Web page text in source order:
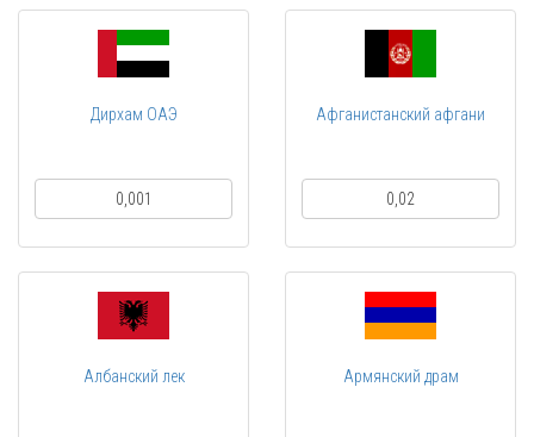
Дирхам ОАЭ
0,001
Афганистанский афгани
0,02
Албанский лек Армянский драм